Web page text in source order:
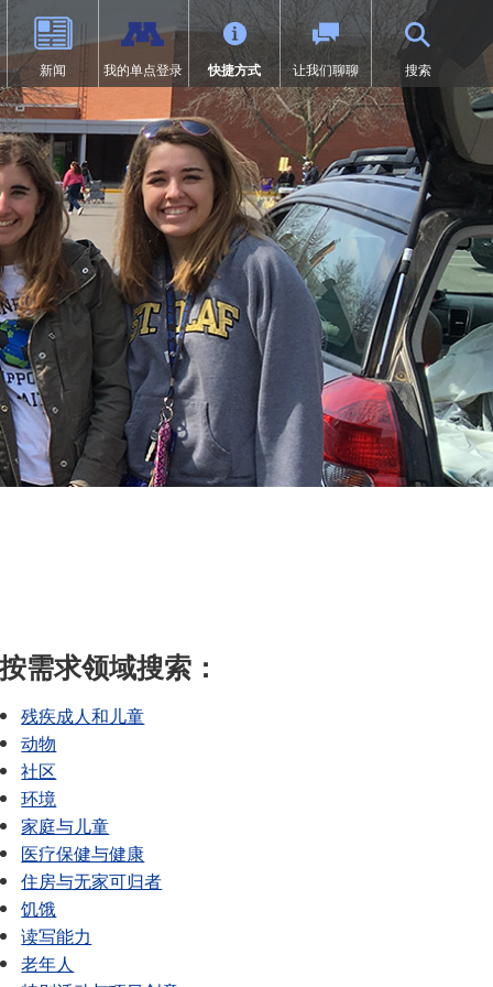
9-12年级）
誉
修课程（AP）
计
求
凭（IB）
究
浸式课程（9-12年级）
卡研究
：航空、汽车、建筑
来”项目
志 | MHS 课程目录
Online（增刊）
育
题
们
在新窗口/标签页中打开）
讯
过渡教育
SAIL 过渡计划
在线学习
Tonka 在线
中打开）
项目
1:1 iPad 信息
第504条
预防欺凌
数字健康与保健
英语学习者 (EL)
医疗服务
居家
符合《麦金尼-文托法案》资格的
学生
明尼通卡美洲原住民教育项目
特殊教育
第一章
《第九条》
新闻 我的单点登录 快捷方式 让我们聊聊 搜索
按需求领域搜索：
残疾成人和儿童
动物
社区
环境
家庭与儿童
医疗保健与健康
住房与无家可归者
饥饿
读写能力
老年人